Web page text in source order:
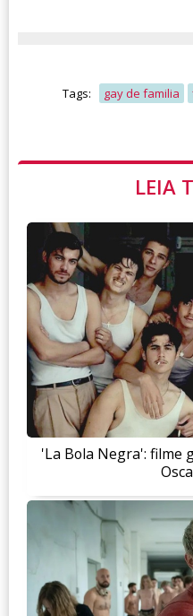
Tags: gay de familia
LEIA
'La Bola Negra': filme